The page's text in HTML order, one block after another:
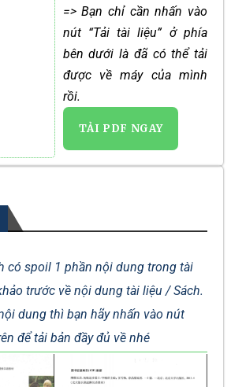
=> Bạn chỉ cần nhấn vào
nút “Tải tài liệu” ở phía
bên dưới là đã có thể tải
được về máy của mình
rồi.
TẢI PDF NGAY
có spoil 1 phần nội dung trong tài
trước về nội dung tài liệu / Sách.
dung thì bạn hãy nhấn vào nút
để tải bản đầy đủ về nhé